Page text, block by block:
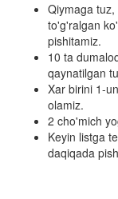
Qiymaga
to'g'ralgan
pishitamiz.
10 ta
qaynatilgan
Xar birini 1-
olamiz.
2 cho'mich
Keyin listga
daqiqada